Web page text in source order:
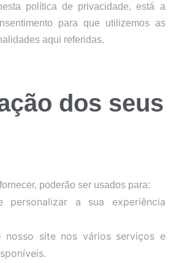
política de privacidade, está a
para que utilizemos as
aqui referidas.
dos seus
poderão ser usados para:
personalizar a sua experiência
nosso site nos vários serviços e